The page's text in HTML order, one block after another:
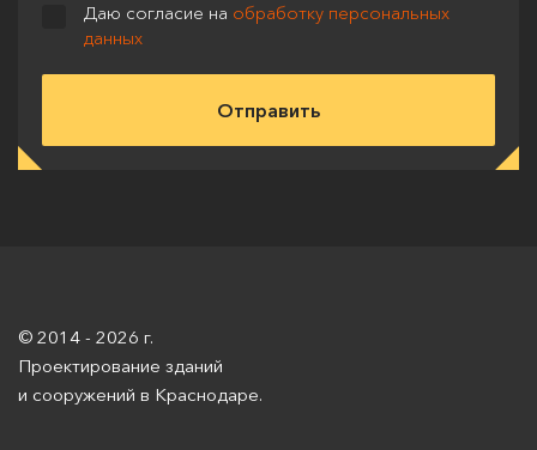
Даю согласие на обработку персональных
данных
© 2014 - 2026 г.
Проектирование зданий
и сооружений в Краснодаре.